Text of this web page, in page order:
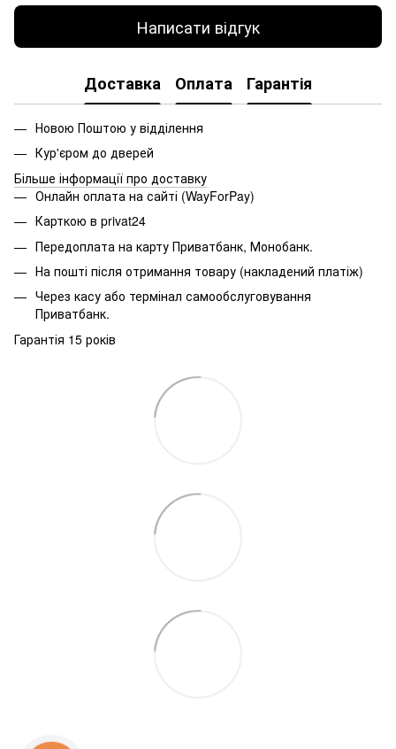
Написати відгук
Доставка Оплата Гарантія
Новою Поштою у відділення
Кур'єром до дверей
Більше інформації про доставку
Онлайн оплата на сайті (WayForPay)
Карткою в privat24
Передоплата на карту Приватбанк, Монобанк.
На пошті після отримання товару (накладений платіж)
Через касу або термінал самообслуговування
Приватбанк.
Гарантія 15 років